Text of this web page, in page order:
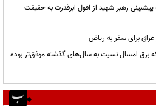
رهبر شهید از افول ابرقدرت به حقیقت
برای سفر به ریاض
برق امسال نسبت به سال‌های گذشته موفق‌تر بوده